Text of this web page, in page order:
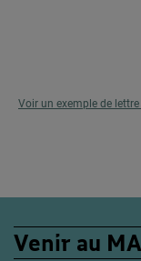
Voir un exemple de
Venir au